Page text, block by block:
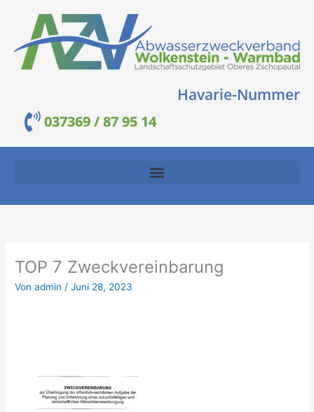
springen
Havarie-Nummer
037369 / 87 95 14
TOP 7 Zweckvereinbarung
Vonadmin /Juni 28, 2023